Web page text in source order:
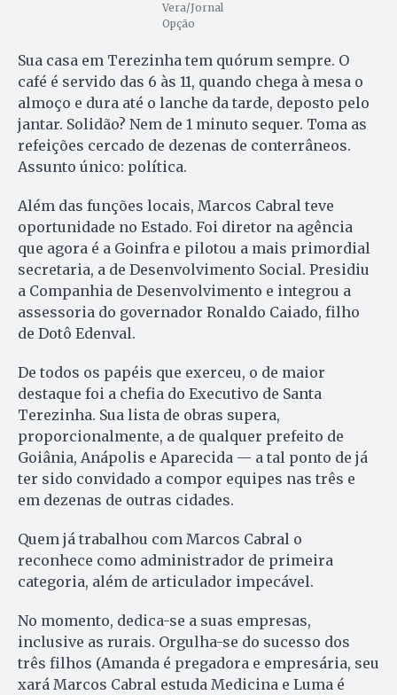
Vera/Jornal
Opção
Sua casa em Terezinha tem quórum sempre. O
café é servido das 6 às 11, quando chega à mesa o
almoço e dura até o lanche da tarde, deposto pelo
jantar. Solidão? Nem de 1 minuto sequer. Toma as
refeições cercado de dezenas de conterrâneos.
Assunto único: política.
Além das funções locais, Marcos Cabral teve
oportunidade no Estado. Foi diretor na agência
que agora é a Goinfra e pilotou a mais primordial
secretaria, a de Desenvolvimento Social. Presidiu
a Companhia de Desenvolvimento e integrou a
assessoria do governador Ronaldo Caiado, filho
de Dotô Edenval.
De todos os papéis que exerceu, o de maior
destaque foi a chefia do Executivo de Santa
Terezinha. Sua lista de obras supera,
proporcionalmente, a de qualquer prefeito de
Goiânia, Anápolis e Aparecida — a tal ponto de já
ter sido convidado a compor equipes nas três e
em dezenas de outras cidades.
Quem já trabalhou com Marcos Cabral o
reconhece como administrador de primeira
categoria, além de articulador impecável.
No momento, dedica-se a suas empresas,
inclusive as rurais. Orgulha-se do sucesso dos
três filhos (Amanda é pregadora e empresária, seu
xará Marcos Cabral estuda Medicina e Luma é